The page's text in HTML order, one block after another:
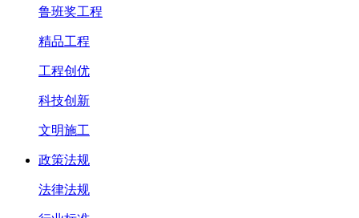
鲁班奖工程
精品工程
工程创优
科技创新
文明施工
政策法规
法律法规